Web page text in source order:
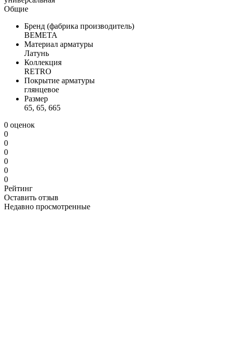
Общие
Бренд (фабрика производитель)
BEMETA
Материал арматуры
Латунь
Коллекция
RETRO
Покрытие арматуры
глянцевое
Размер
65, 65, 665
0 оценок
0
0
0
0
0
0
Рейтинг
Оставить отзыв
Недавно просмотренные